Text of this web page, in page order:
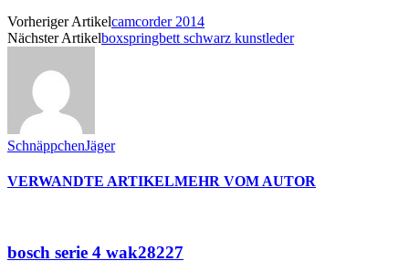
Vorheriger Artikelcamcorder 2014
Nächster Artikelboxspringbett schwarz kunstleder
SchnäppchenJäger
VERWANDTE ARTIKELMEHR VOM AUTOR
bosch serie 4 wak28227